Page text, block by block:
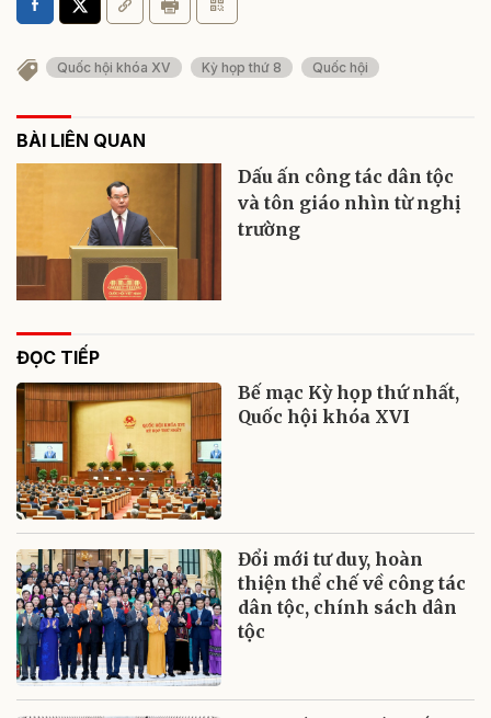
Quốc hội khóa XV Kỳ họp thứ 8 Quốc hội
BÀI LIÊN QUAN
Dấu ấn công tác dân tộc
và tôn giáo nhìn từ nghị
trường
ĐỌC TIẾP
Bế mạc Kỳ họp thứ nhất,
Quốc hội khóa XVI
Đổi mới tư duy, hoàn
thiện thể chế về công tác
dân tộc, chính sách dân
tộc